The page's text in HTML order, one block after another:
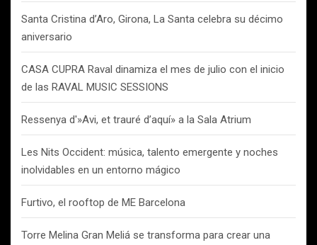
Santa Cristina d’Aro, Girona, La Santa celebra su décimo
aniversario
CASA CUPRA Raval dinamiza el mes de julio con el inicio
de las RAVAL MUSIC SESSIONS
Ressenya d'»Avi, et trauré d’aquí» a la Sala Atrium
Les Nits Occident: música, talento emergente y noches
inolvidables en un entorno mágico
Furtivo, el rooftop de ME Barcelona
Torre Melina Gran Meliá se transforma para crear una